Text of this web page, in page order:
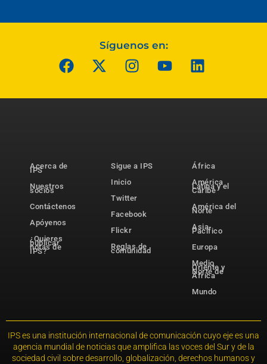
Síguenos en:
Acerca de
IPS
Nuestros
socios
Contáctenos
Apóyenos
¿Quieres
publicar
notas de
IPS?
Sigue a IPS
Inicio
Twitter
Facebook
Flickr
Reglas de
comunidad
África
América
Latina y el
Caribe
América del
Norte
Asia-
Pacífico
Europa
Medio
Oriente y
Norte de
África
Mundo
IPS es una institución internacional de comunicación cuyo eje es una
agencia mundial de noticias que amplifica las voces del Sur y de la
sociedad civil sobre desarrollo, globalización, derechos humanos y